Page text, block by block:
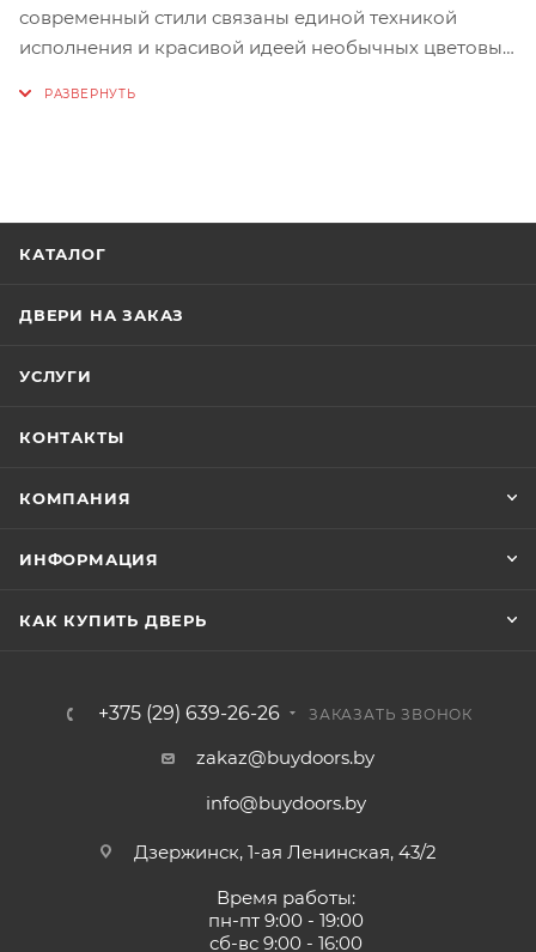
современный стили связаны единой техникой
исполнения и красивой идеей необычных цветовых
современные модели сделать максимально
трендовыми и актуальными.
остекленных моделей - к полотну любого тона
КАТАЛОГ
ДВЕРИ НА ЗАКАЗ
УСЛУГИ
КОНТАКТЫ
КОМПАНИЯ
ИНФОРМАЦИЯ
КАК КУПИТЬ ДВЕРЬ
+375 (29) 639-26-26 ЗАКАЗАТЬ ЗВОНОК
zakaz@buydoors.by
info@buydoors.by
Дзержинск, 1-ая Ленинская, 43/2
Время работы:
пн-пт 9:00 - 19:00
сб-вс 9:00 - 16:00